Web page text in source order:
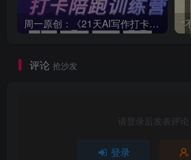
周一原创：《21天AI写作打卡陪跑训练营》全部内容讲解！（网站会员免费学习…）
评论 抢沙发
请登录后发表评论
登录